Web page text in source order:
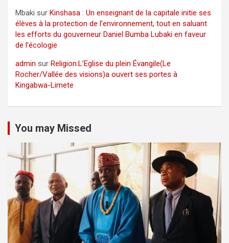
Mbaki sur Kinshasa : Un enseignant de la capitale initie ses
élèves à la protection de l’environnement, tout en saluant
les efforts du gouverneur Daniel Bumba Lubaki en faveur
de l’écologie
admin sur Religion:L’Eglise du plein Évangile(Le
Rocher/Vallée des visions)a ouvert ses portes à
Kingabwa-Limete
You may Missed